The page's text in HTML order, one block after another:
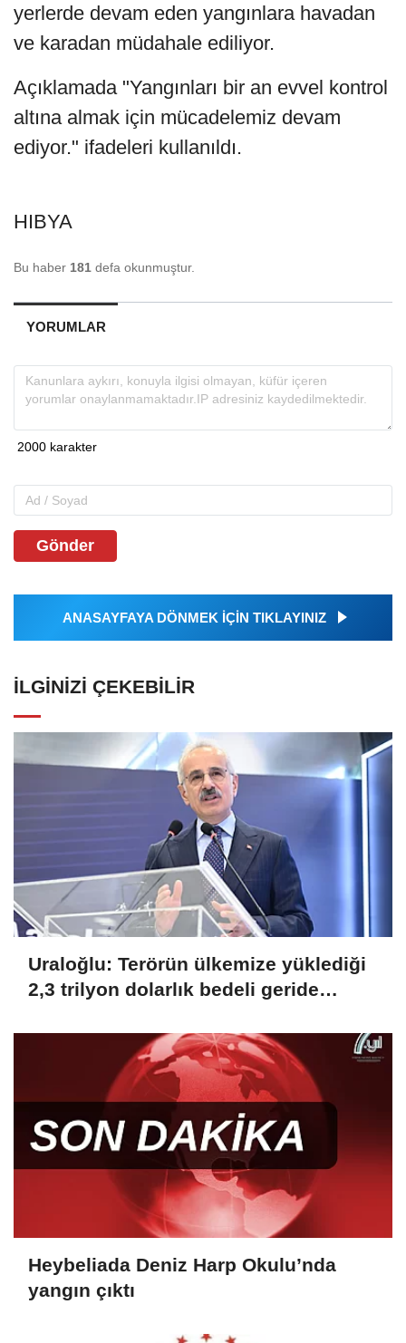
yerlerde devam eden yangınlara havadan
ve karadan müdahale ediliyor.
Açıklamada "Yangınları bir an evvel kontrol
altına almak için mücadelemiz devam
ediyor." ifadeleri kullanıldı.
HIBYA
Bu haber 181 defa okunmuştur.
YORUMLAR
Gönder
ANASAYFAYA DÖNMEK İÇİN TIKLAYINIZ
İLGINIZI ÇEKEBILIR
Uraloğlu: Terörün ülkemize yüklediği
2,3 trilyon dolarlık bedeli geride
Heybeliada Deniz Harp Okulu’nda
yangın çıktı